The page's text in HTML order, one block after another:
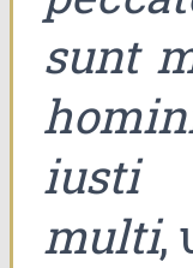
sunt
iusti
multi,